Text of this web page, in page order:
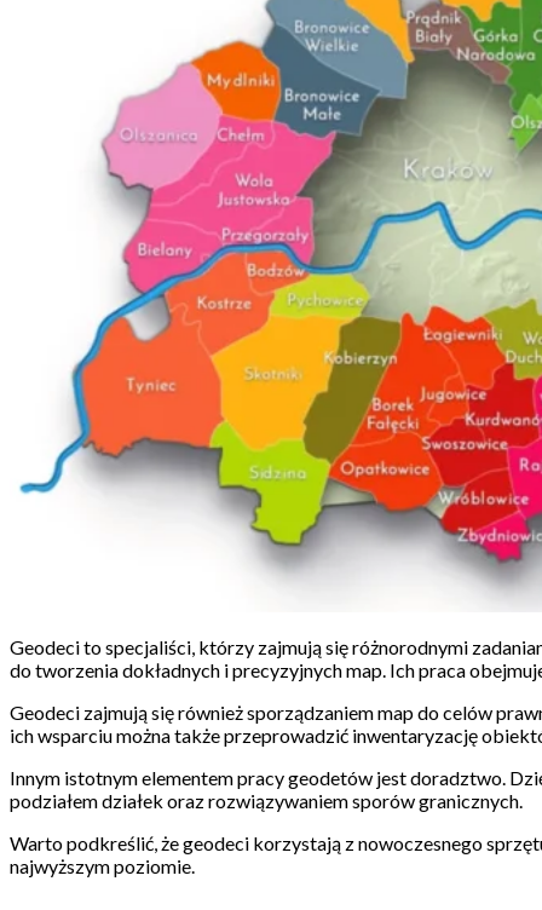
Geodeci to specjaliści, którzy zajmują się różnorodnymi
do tworzenia dokładnych i precyzyjnych map. Ich praca
Geodeci zajmują się również sporządzaniem map do celów
ich wsparciu można także przeprowadzić inwentaryzację
Innym istotnym elementem pracy geodetów jest doradztwo.
podziałem działek oraz rozwiązywaniem sporów granicznych.
Warto podkreślić, że geodeci korzystają z nowoczesnego
najwyższym poziomie.